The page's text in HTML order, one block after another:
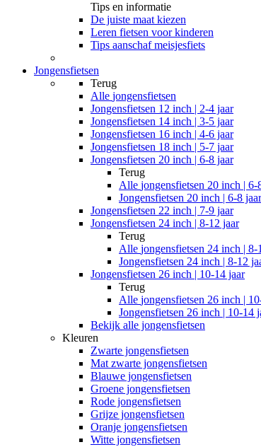
Tips en informatie
De juiste maat kiezen
Leren fietsen voor kinderen
Tips aanschaf meisjesfiets
Jongensfietsen
Terug
Alle jongensfietsen
Jongensfietsen 12 inch | 2-4 jaar
Jongensfietsen 14 inch | 3-5 jaar
Jongensfietsen 16 inch | 4-6 jaar
Jongensfietsen 18 inch | 5-7 jaar
Jongensfietsen 20 inch | 6-8 jaar
Terug
Alle jongensfietsen 20 inch | 6-
Jongensfietsen 20 inch | 6-8
Jongensfietsen 22 inch | 7-9 jaar
Jongensfietsen 24 inch | 8-12 jaar
Terug
Alle jongensfietsen 24 inch | 8-
Jongensfietsen 24 inch | 8-12
Jongensfietsen 26 inch | 10-14 jaar
Terug
Alle jongensfietsen 26 inch |
Jongensfietsen 26 inch | 10-14
Bekijk alle jongensfietsen
Kleuren
Zwarte jongensfietsen
Mat zwarte jongensfietsen
Blauwe jongensfietsen
Groene jongensfietsen
Rode jongensfietsen
Grijze jongensfietsen
Oranje jongensfietsen
Witte jongensfietsen